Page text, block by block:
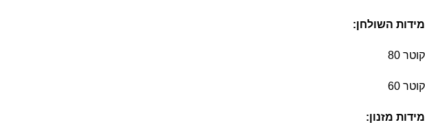
מידות השולחן:
קוטר 80
קוטר 60
מידות מזנון: